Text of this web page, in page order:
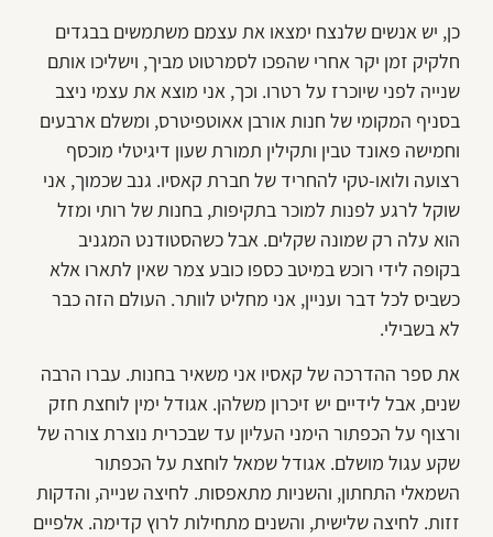
כן, יש אנשים שלנצח ימצאו את עצמם משתמשים בבגדים
חלקיק זמן יקר אחרי שהפכו לסמרטוט מביך, וישליכו אותם
שנייה לפני שיוכרז על רטרו. וכך, אני מוצא את עצמי ניצב
בסניף המקומי של חנות אורבן אאוטפיטרס, ומשלם ארבעים
וחמישה פאונד טבין ותקילין תמורת שעון דיגיטלי מוכסף
רצועה ולואו-טקי להחריד של חברת קאסיו. גנב שכמוך, אני
שוקל לרגע לפנות למוכר בתקיפות, בחנות של רותי ומזל
הוא עלה רק שמונה שקלים. אבל כשהסטודנט המגניב
בקופה לידי רוכש במיטב כספו כובע צמר שאין לתארו אלא
כשביס לכל דבר ועניין, אני מחליט לוותר. העולם הזה כבר
לא בשבילי.
את ספר ההדרכה של קאסיו אני משאיר בחנות. עברו הרבה
שנים, אבל לידיים יש זיכרון משלהן. אגודל ימין לוחצת חזק
ורצוף על הכפתור הימני העליון עד שבכרית נוצרת צורה של
שקע עגול מושלם. אגודל שמאל לוחצת על הכפתור
השמאלי התחתון, והשניות מתאפסות. לחיצה שנייה, והדקות
זזות. לחיצה שלישית, והשנים מתחילות לרוץ קדימה. אלפיים